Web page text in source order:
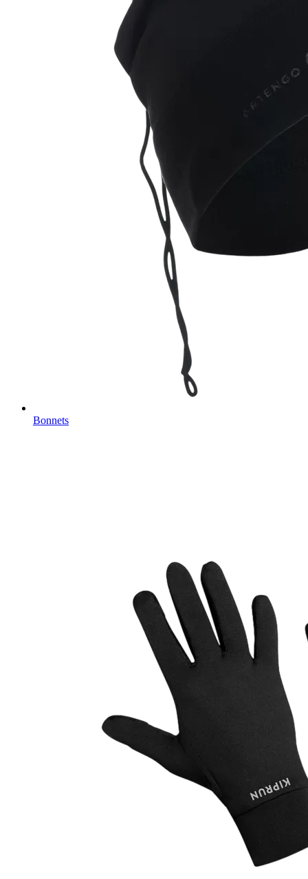
Bonnets